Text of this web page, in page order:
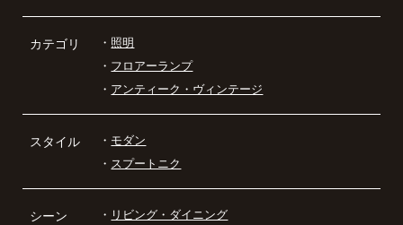
カテゴリ ・ 照明
・ フロアーランプ
・ アンティーク・ヴィンテージ
スタイル ・ モダン
・ スプートニク
シーン ・ リビング・ダイニング